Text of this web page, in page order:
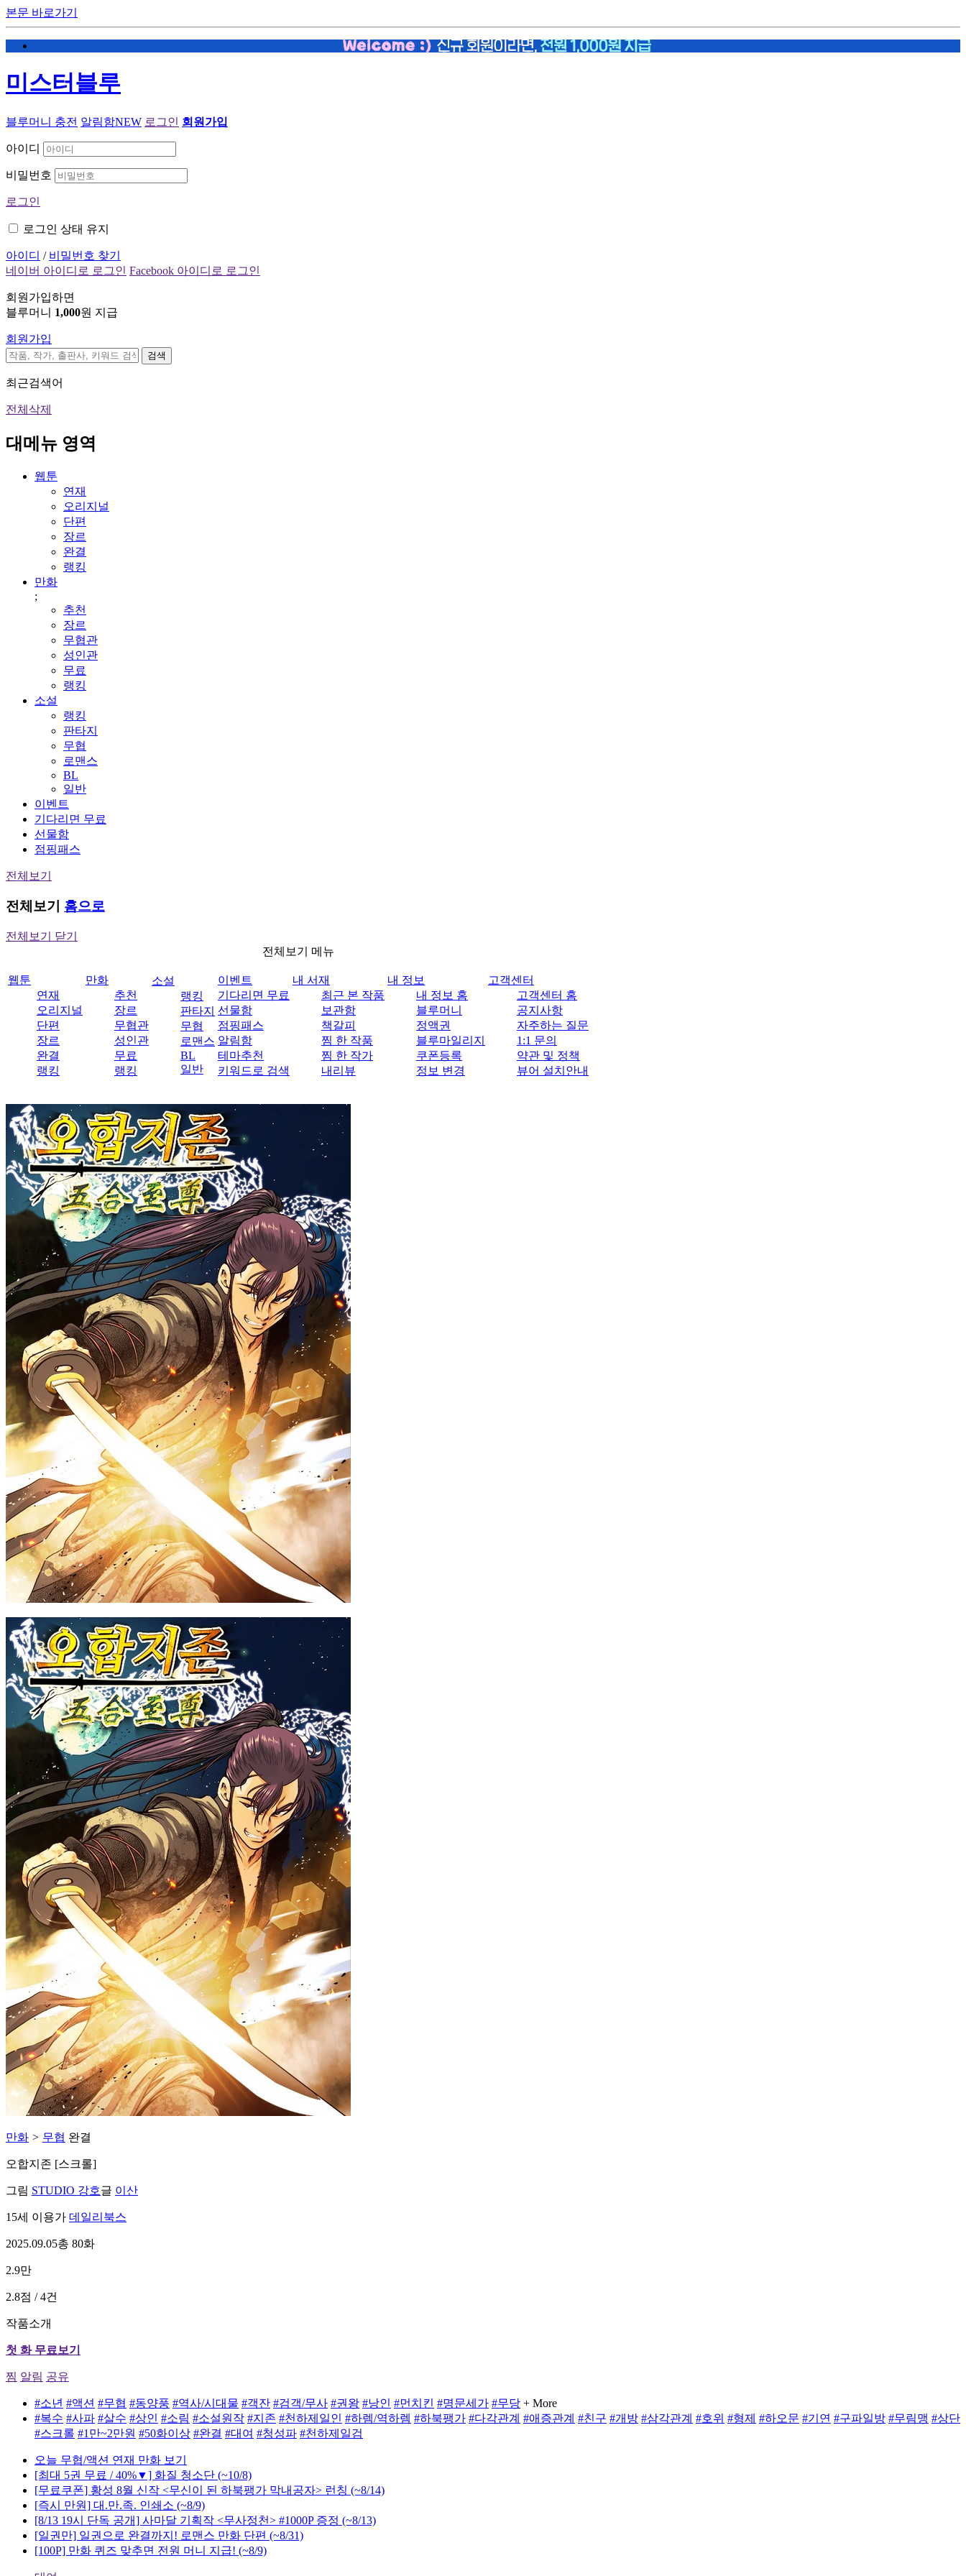
본문 바로가기
미스터블루
블루머니 충전 알림함NEW 로그인 회원가입
아이디
비밀번호
로그인
로그인 상태 유지
아이디 / 비밀번호 찾기
네이버 아이디로 로그인 Facebook 아이디로 로그인
회원가입하면
블루머니 1,000원 지급
회원가입
검색
최근검색어
전체삭제
대메뉴 영역
웹툰
연재
오리지널
단편
장르
완결
랭킹
만화
;
추천
장르
무협관
성인관
무료
랭킹
소설
랭킹
판타지
무협
로맨스
BL
일반
이벤트
기다리면 무료
선물함
점핑패스
전체보기
전체보기 홈으로
전체보기 닫기
전체보기 메뉴
웹툰
연재
오리지널
단편
장르
완결
랭킹
만화
추천
장르
무협관
성인관
무료
랭킹
소설
랭킹
판타지
무협
로맨스
BL
일반
이벤트
기다리면 무료
선물함
점핑패스
알림함
테마추천
키워드로 검색
내 서재
최근 본 작품
보관함
책갈피
찜 한 작품
찜 한 작가
내리뷰
내 정보
내 정보 홈
블루머니
정액권
블루마일리지
쿠폰등록
정보 변경
고객센터
고객센터 홈
공지사항
자주하는 질문
1:1 문의
약관 및 정책
뷰어 설치안내
만화 > 무협 완결
오합지존 [스크롤]
그림 STUDIO 강호글 이산
15세 이용가 데일리북스
2025.09.05총 80화
2.9만
2.8점 / 4건
작품소개
첫 화 무료보기
찜 알림 공유
#소년 #액션 #무협 #동양풍 #역사/시대물 #객잔 #검객/무사 #권왕 #낭인 #먼치킨 #명문세가 #무당 + More
#복수 #사파 #살수 #상인 #소림 #소설원작 #지존 #천하제일인 #하렘/역하렘 #하북팽가 #다각관계 #애증관계 #친구 #개방 #삼각관계 #호위 #형제 #하오문 #기연 #구파일방 #무림맹 #상단
#스크롤 #1만~2만원 #50화이상 #완결 #대여 #청성파 #천하제일검
오늘 무협/액션 연재 만화 보기
[최대 5권 무료 / 40%▼] 화질 청소단 (~10/8)
[무료쿠폰] 황성 8월 신작 <무신이 된 하북팽가 막내공자> 런칭 (~8/14)
[즉시 만원] 대.만.족. 인쇄소 (~8/9)
[8/13 19시 단독 공개] 사마달 기획작 <무사정천> #1000P 증정 (~8/13)
[일권만] 일권으로 완결까지! 로맨스 만화 단편 (~8/31)
[100P] 만화 퀴즈 맞추면 전원 머니 지급! (~8/9)